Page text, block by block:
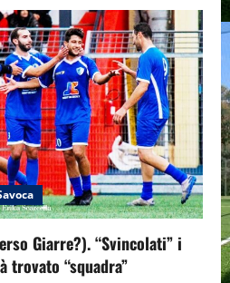
Giarre?). “Svincolati” i
trovato “squadra”